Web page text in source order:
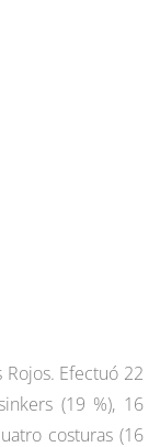
Efectuó 22
(19 %), 16
costuras (16